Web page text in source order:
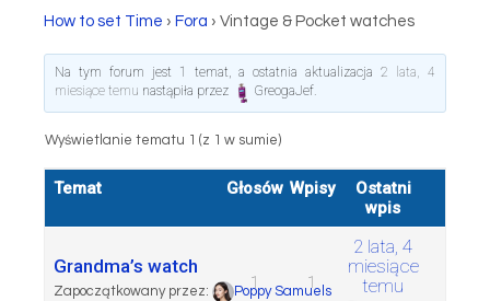
How to set Time › Fora › Vintage & Pocket watches
Na tym forum jest 1 temat, a ostatnia aktualizacja2 lata, 4
miesiące temu nastąpiła przez GreogaJef.
Wyświetlanie tematu 1 (z 1 w sumie)
Temat Głosów Wpisy
Ostatni
wpis
Grandma’s watch
Zapoczątkowany przez: Poppy Samuels
1 1
2 lata, 4
miesiące
temu